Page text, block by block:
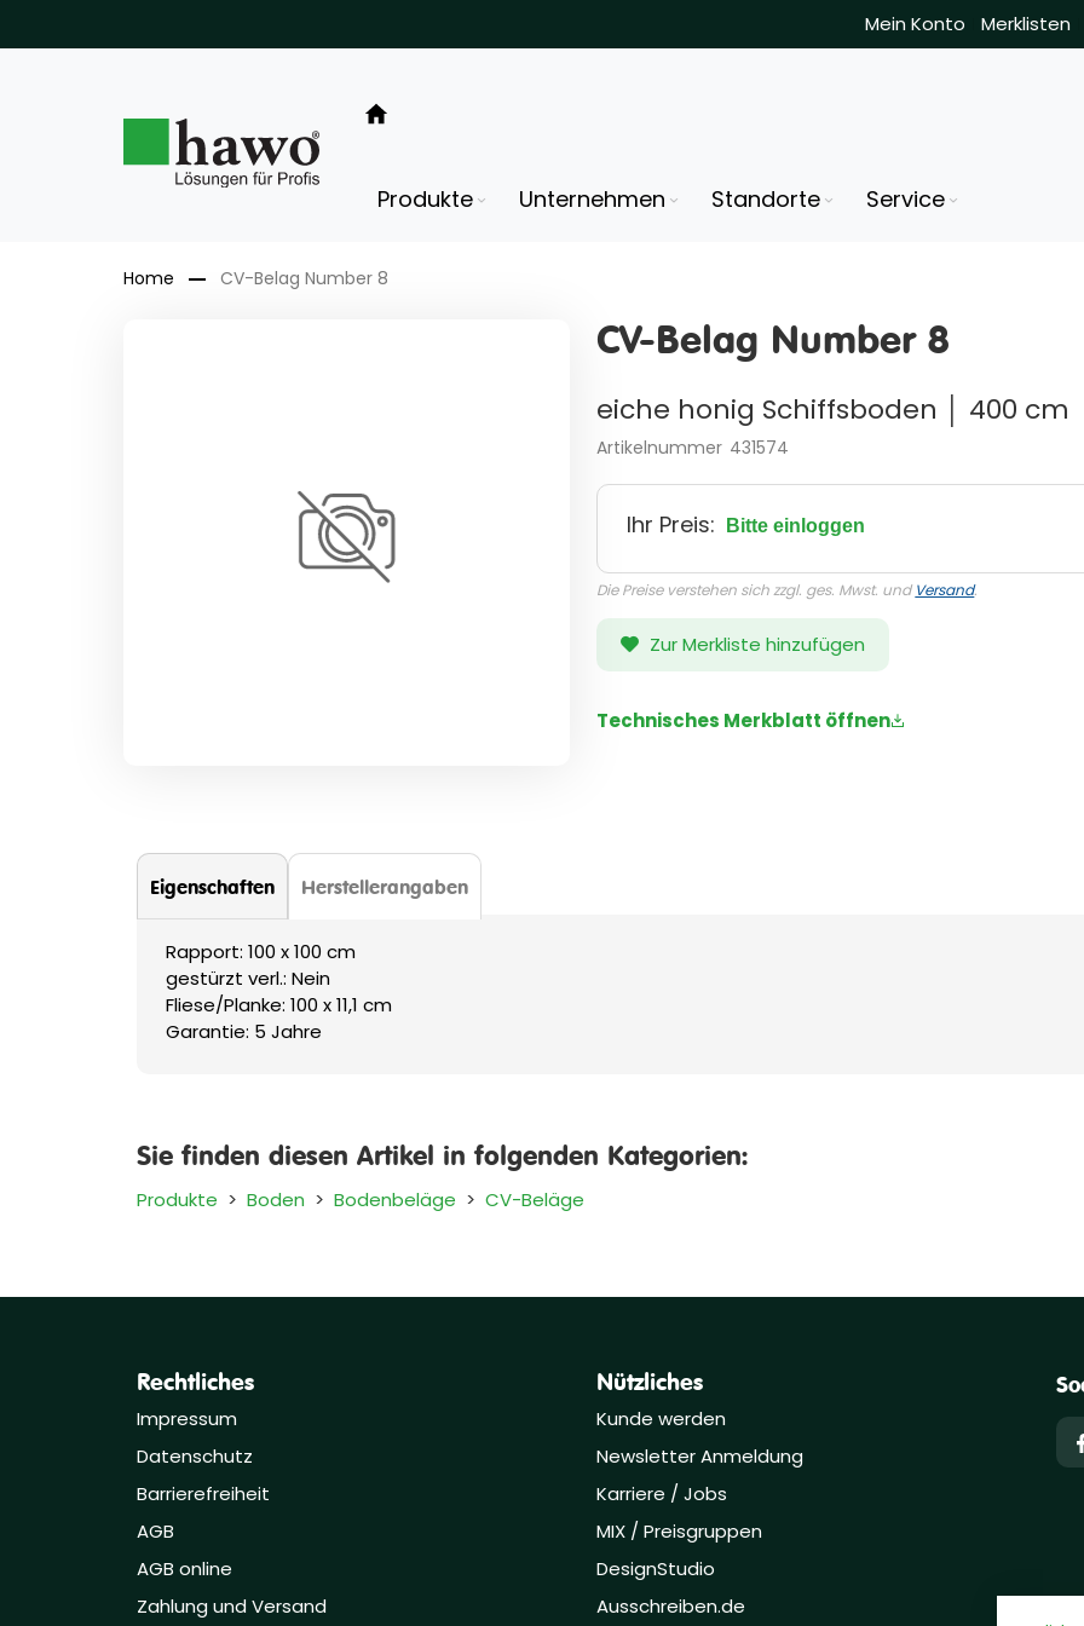
Inhalt
Mein Konto Merklisten
Produkte Unternehmen Standorte Service
Home CV-Belag Number 8
Bildergalerie
springen
CV-Belag Number 8
eiche honig Schiffsboden │ 400 cm
Artikelnummer 431574
Ihr Preis: Bitte einloggen
Die Preise verstehen sich zzgl. ges. Mwst. und Versand.
Zur Merkliste hinzufügen
Technisches Merkblatt öffnen
Eigenschaften
Rapport: 100 x 100 cm
gestürzt verl.: Nein
Fliese/Planke: 100 x 11,1 cm
Garantie: 5 Jahre
Herstellerangaben
Sie finden diesen Artikel in folgenden Kategorien:
Produkte > Boden > Bodenbeläge > CV-Beläge
Rechtliches
Impressum
Datenschutz
Barrierefreiheit
AGB
AGB online
Zahlung und Versand
Nützliches
Kunde werden
Newsletter Anmeldung
Karriere / Jobs
MIX / Preisgruppen
DesignStudio
Ausschreiben.de